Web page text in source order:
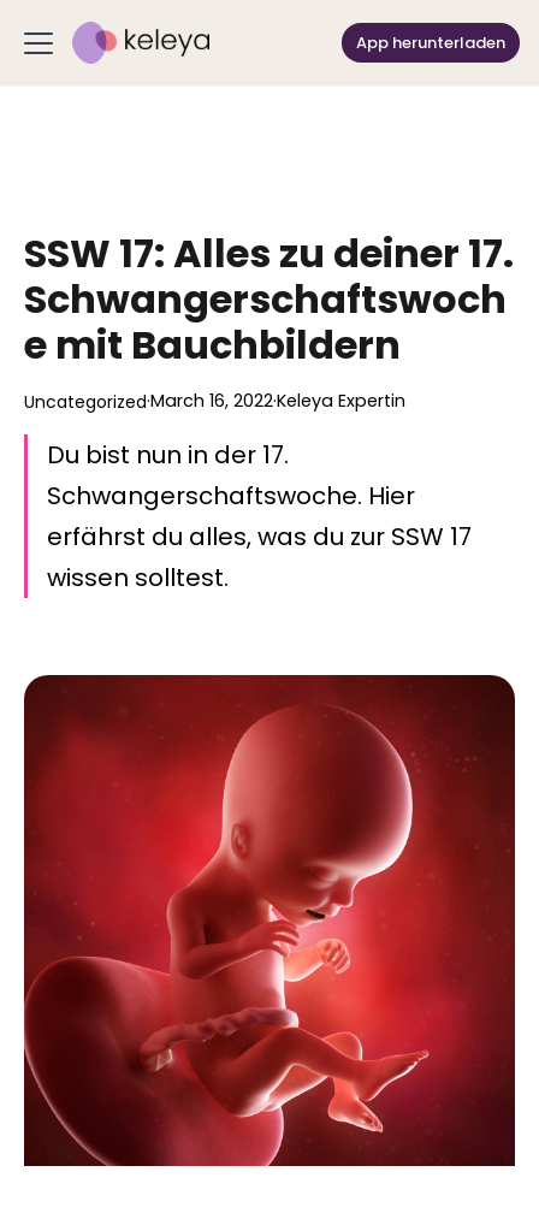
App herunterladen
SSW 17: Alles zu deiner 17.
Schwangerschaftswoch
e mit Bauchbildern
Uncategorized·March 16, 2022·Keleya Expertin
Du bist nun in der 17.
Schwangerschaftswoche. Hier
erfährst du alles, was du zur SSW 17
wissen solltest.